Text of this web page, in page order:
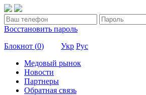
Восстановить пароль
Блокнот (0) Укр Рус
Медовый рынок
Новости
Партнеры
Обратная связь